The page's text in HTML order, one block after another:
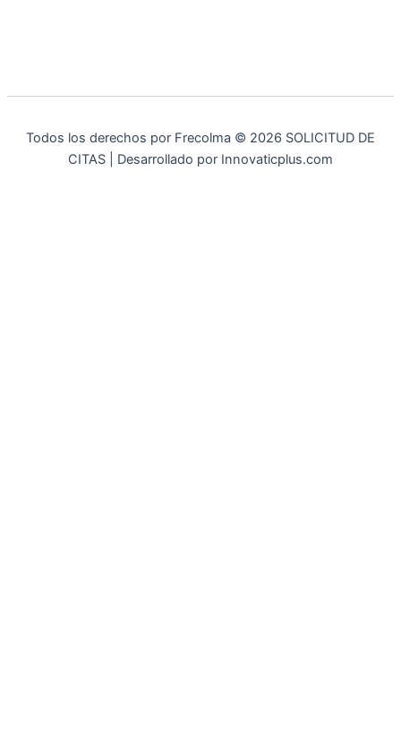
Todos los derechos por Frecolma © 2026 SOLICITUD DE
CITAS | Desarrollado por Innovaticplus.com